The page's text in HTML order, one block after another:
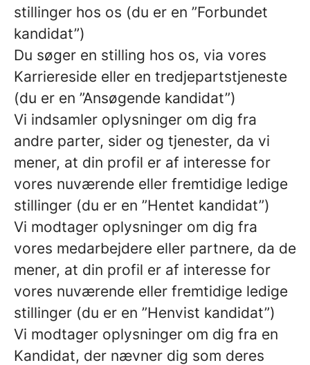
stillinger hos os (du er en ”Forbundet
kandidat”)
Du søger en stilling hos os, via vores
Karriereside eller en tredjepartstjeneste
(du er en ”Ansøgende kandidat”)
Vi indsamler oplysninger om dig fra
andre parter, sider og tjenester, da vi
mener, at din profil er af interesse for
vores nuværende eller fremtidige ledige
stillinger (du er en ”Hentet kandidat”)
Vi modtager oplysninger om dig fra
vores medarbejdere eller partnere, da de
mener, at din profil er af interesse for
vores nuværende eller fremtidige ledige
stillinger (du er en ”Henvist kandidat”)
Vi modtager oplysninger om dig fra en
Kandidat, der nævner dig som deres